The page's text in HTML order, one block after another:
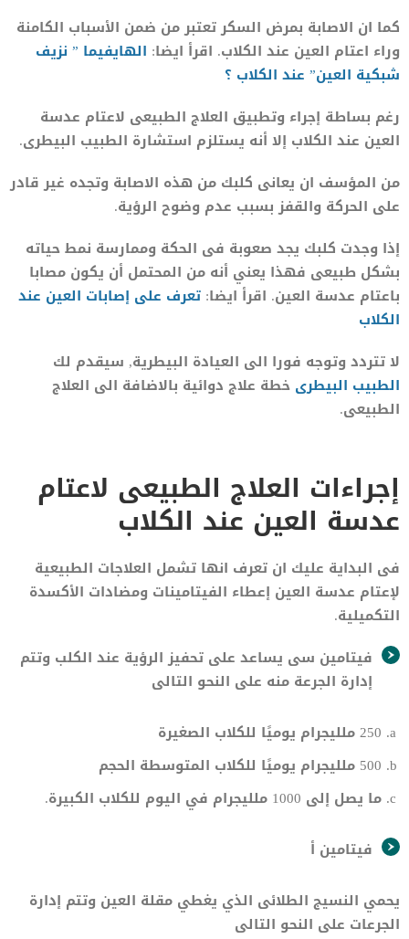
كما ان الاصابة بمرض السكر تعتبر من ضمن الأسباب الكامنة
وراء اعتام العين عند الكلاب. اقرأ ايضا: الهايفيما ” نزيف
شبكية العين” عند الكلاب ؟
رغم بساطة إجراء وتطبيق العلاج الطبيعى لاعتام عدسة
العين عند الكلاب إلا أنه يستلزم استشارة الطبيب البيطرى.
من المؤسف ان يعانى كلبك من هذه الاصابة وتجده غير قادر
على الحركة والقفز بسبب عدم وضوح الرؤية.
إذا وجدت كلبك يجد صعوبة فى الحكة وممارسة نمط حياته
بشكل طبيعى فهذا يعني أنه من المحتمل أن يكون مصابا
باعتام عدسة العين. اقرأ ايضا: تعرف على إصابات العين عند
الكلاب
لا تتردد وتوجه فورا الى العيادة البيطرية, سيقدم لك
الطبيب البيطرى خطة علاج دوائية بالاضافة الى العلاج
الطبيعى.
إجراءات العلاج الطبيعى لاعتام
عدسة العين عند الكلاب
فى البداية عليك ان تعرف انها تشمل العلاجات الطبيعية
لإعتام عدسة العين إعطاء الفيتامينات ومضادات الأكسدة
التكميلية.
فيتامين سى يساعد على تحفيز الرؤية عند الكلب وتتم
إدارة الجرعة منه على النحو التالى
250 ملليجرام يوميًا للكلاب الصغيرة
500 ملليجرام يوميًا للكلاب المتوسطة الحجم
ما يصل إلى 1000 ملليجرام في اليوم للكلاب الكبيرة.
فيتامين أ
يحمي النسيج الطلائى الذي يغطي مقلة العين وتتم إدارة
الجرعات على النحو التالى